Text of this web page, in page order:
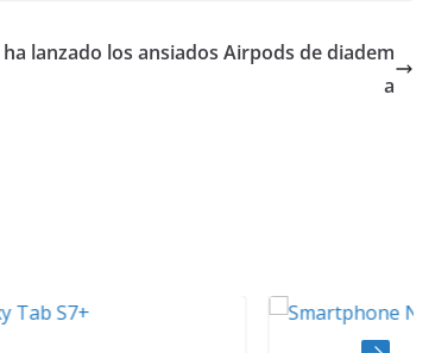
lanzado los ansiados Airpods de diadem
a